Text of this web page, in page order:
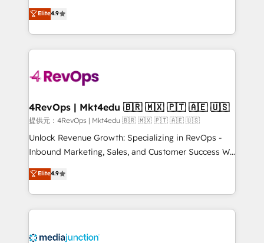
HubSpot experience ✔️Flexible pricing models —
Hourly-fee (assigned one Dedicated HubSpot
requirement). ✔️Helped over 25,000+ customers so
far with our HubSpot solutions. ✔️Bespoke apps &
on-demand bundle services. Connect with us today!
Hire an agency that's experienced in every inch of
HubSpot and willing to work hand-in-hand with your
team to simplify the complex and build a better
experience for your team and customers.
Elite4.9
4RevOps | Mkt4edu 🇧🇷 🇲🇽 🇵🇹 🇦🇪 🇺🇸
提供元：4RevOps | Mkt4edu 🇧🇷 🇲🇽 🇵🇹 🇦🇪 🇺🇸
Unlock Revenue Growth: Specializing in RevOps -
Inbound Marketing, Sales, and Customer Success We
specialize in driving revenue growth for companies
across industries through tailored marketing, sales,
and customer success strategies, utilizing RevOps
methodologies. As Latin America's largest HubSpot
offer unparalleled insights. Operating in five
Elite4.9